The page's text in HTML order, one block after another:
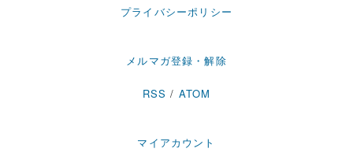
プライバシーポリシー
メルマガ登録・解除
RSS / ATOM
マイアカウント